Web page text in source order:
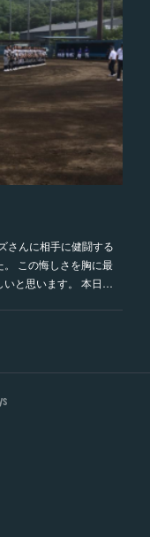
さんに相手に健闘する
この悔しさを胸に最
いと思います。 本日…